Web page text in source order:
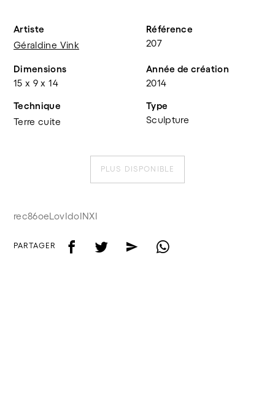
Artiste
Géraldine Vink
Référence
207
Dimensions
15 x 9 x 14
Année de création
2014
Technique
Terre cuite
Type
Sculpture
PLUS DISPONIBLE
rec86oeLovIdoINXI
PARTAGER f t e w